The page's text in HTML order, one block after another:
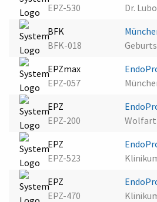
EPZ-530
Dr.
BFK
BFK-018
EPZmax
EPZ-057
EPZ
EPZ-200
EPZ
EPZ-523
EPZ
EPZ-470